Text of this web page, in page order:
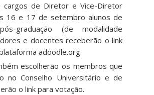
cargos de Diretor e Vice-Diretor
16 e 17 de setembro alunos de
graduação (de modalidade
e docentes receberão o link
adoodle.org.
escolherão os membros que
no Conselho Universitário e de
o link para votação.